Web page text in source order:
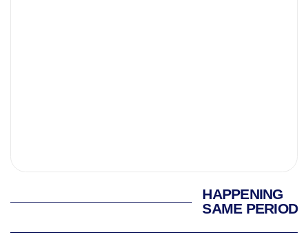
HAPPENING
SAME PERIOD